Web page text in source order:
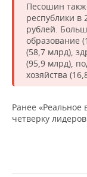
Песошин
республики в
рублей.
образование
(58,7 млрд),
(95,9 млрд),
хозяйства
Ранее «Реальное
четверку